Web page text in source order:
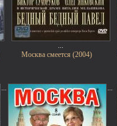
...
...
Москва смеется (2004)
...